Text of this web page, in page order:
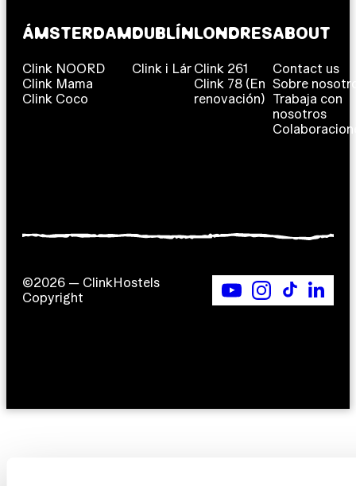
ÁMSTERDAM
Clink NOORD
Clink Mama
Clink Coco
DUBLÍN
Clink i Lár
LONDRES
Clink 261
Clink 78 (En
renovación)
ABOUT
Contact us
Sobre
Trabaja con
nosotros
©2026 — ClinkHostels
Copyright